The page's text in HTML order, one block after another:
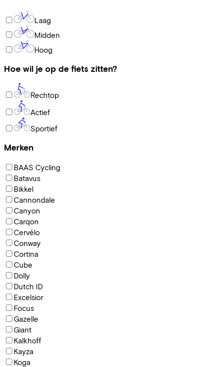
Laag
Midden
Hoog
Hoe wil je op de fiets zitten?
Rechtop
Actief
Sportief
Merken
BAAS Cycling
Batavus
Bikkel
Cannondale
Canyon
Carqon
Cervélo
Conway
Cortina
Cube
Dolly
Dutch ID
Excelsior
Focus
Gazelle
Giant
Kalkhoff
Kayza
Koga